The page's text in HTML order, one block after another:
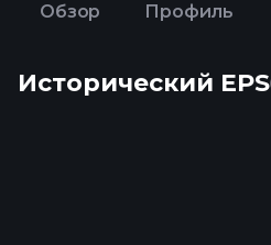
Обзор Профиль
Исторический EPS